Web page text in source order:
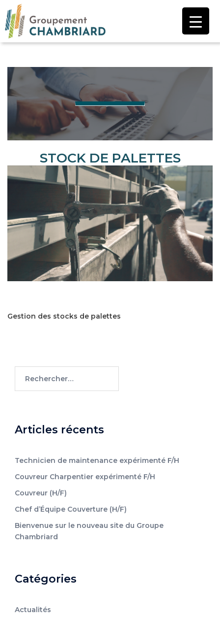
au
contenu
STOCK DE PALETTES
Gestion des stocks de palettes
Articles récents
Technicien de maintenance expérimenté F/H
Couvreur Charpentier expérimenté F/H
Couvreur (H/F)
Chef d’Équipe Couverture (H/F)
Bienvenue sur le nouveau site du Groupe
Chambriard
Catégories
Actualités